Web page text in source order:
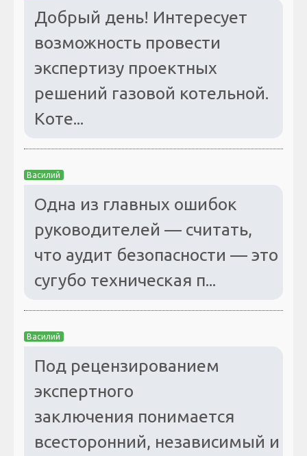
Добрый день! Интересует
возможность провести
экспертизу проектных
решений газовой котельной.
Коте...
Василий
Одна из главных ошибок
руководителей — считать,
что аудит безопасности — это
сугубо техническая п...
Василий
Под рецензированием
экспертного
заключения понимается
всесторонний, независимый и